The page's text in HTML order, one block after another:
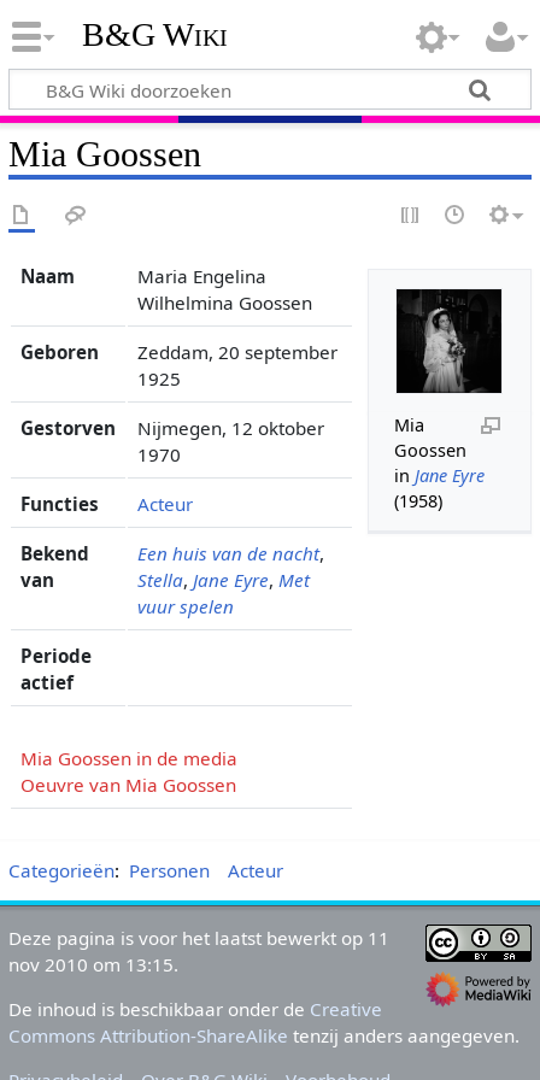
B&G Wiki
Mia Goossen
Mia
Goossen
inJane Eyre
(1958)
Naam
Maria Engelina
Wilhelmina Goossen
Geboren
Zeddam, 20 september
1925
Gestorven
Nijmegen, 12 oktober
1970
Functies Acteur
Bekend
van
Een huis van de nacht,
Stella, Jane Eyre, Met
vuur spelen
Periode
actief
Mia Goossen in de media
Oeuvre van Mia Goossen
Categorieën: Personen Acteur
Deze pagina is voor het laatst bewerkt op 11
nov 2010 om 13:15.
De inhoud is beschikbaar onder de Creative
Commons Attribution-ShareAlike tenzij anders aangegeven.